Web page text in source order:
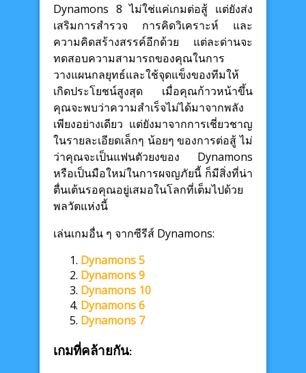
Dynamons 8 ไม่ใช่แค่เกมต่อสู้ แต่ยังส่ง
เสริมการสำรวจ การคิดวิเคราะห์ และ
ความคิดสร้างสรรค์อีกด้วย แต่ละด่านจะ
ทดสอบความสามารถของคุณในการ
วางแผนกลยุทธ์และใช้จุดแข็งของทีมให้
เกิดประโยชน์สูงสุด เมื่อคุณก้าวหน้าขึ้น
คุณจะพบว่าความสำเร็จไม่ได้มาจากพลัง
เพียงอย่างเดียว แต่ยังมาจากการเชี่ยวชาญ
ในรายละเอียดเล็กๆ น้อยๆ ของการต่อสู้ ไม่
ว่าคุณจะเป็นแฟนตัวยงของ Dynamons
หรือเป็นมือใหม่ในการผจญภัยนี้ ก็มีสิ่งที่น่า
ตื่นเต้นรอคุณอยู่เสมอในโลกที่เต็มไปด้วย
พลวัตแห่งนี้
เล่นเกมอื่น ๆ จากซีรีส์ Dynamons:
Dynamons 5
Dynamons 9
Dynamons 10
Dynamons 6
Dynamons 7
เกมที่คล้ายกัน: